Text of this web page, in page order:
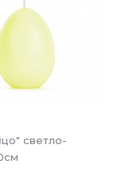
светло-